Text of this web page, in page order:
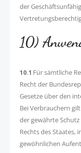
der
10)
10.1 Für sämtliche
Recht der
Gesetze über den
Bei Verbrauchern
der gewährte
Rechts des Staates,
gewöhnlichen